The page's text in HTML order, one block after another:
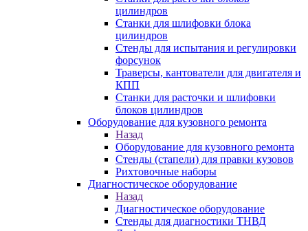
цилиндров
Станки для шлифовки блока
цилиндров
Стенды для испытания и регулировки
форсунок
Траверсы, кантователи для двигателя и
КПП
Станки для расточки и шлифовки
блоков цилиндров
Оборудование для кузовного ремонта
Назад
Оборудование для кузовного ремонта
Стенды (стапели) для правки кузовов
Рихтовочные наборы
Диагностическое оборудование
Назад
Диагностическое оборудование
Стенды для диагностики ТНВД